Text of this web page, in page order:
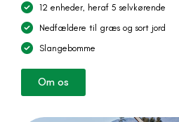
12 enheder, heraf 5 selvkørende
Nedfældere til græs og sort jord
Slangebomme
Om os